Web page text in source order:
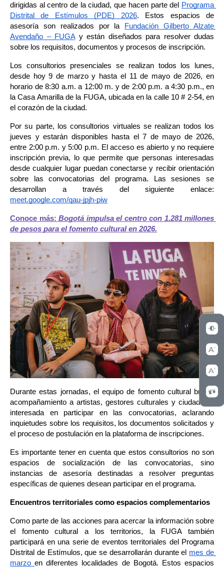
dirigidas al centro de la ciudad, que hacen parte del
Programa
Distrital de Estímulos (PDE) 2026. Estos espacios de
asesoría son realizados por la
Fundación Gilberto Alzate
Avendaño – FUGA y están diseñados para resolver dudas
sobre los requisitos, documentos y procesos de inscripción.
Los consultorios presenciales se realizan todos los lunes,
desde hoy 9 de marzo y hasta el 11 de mayo de 2026, en
horario de 8:30 a.m. a 12:00 m. y de 2:00 p.m. a 4:30 p.m., en
la Casa Amarilla de la FUGA, ubicada en la calle 10 # 2-54, en
el corazón de la ciudad.
Por su parte, los consultorios virtuales se realizan todos los
jueves y estarán disponibles hasta el 7 de mayo de 2026,
entre 2:00 p.m. y 5:00 p.m. El acceso es abierto y no requiere
inscripción previa, lo que permite que personas interesadas
desde cualquier lugar puedan conectarse y recibir orientación
sobre las convocatorias del programa. Las sesiones se
meet.google.com/qau-jpjh-piw
Conoce más: Bogotá impulsa el centro con 1.281 millones
de pesos para el fomento cultural en 2026.
Durante estas jornadas, el equipo de fomento cultural brinda
acompañamiento a artistas, gestores culturales y ciudadanía
interesada en participar en las convocatorias, aclarando
inquietudes sobre los requisitos, los documentos solicitados y
el proceso de postulación en la plataforma de inscripciones.
Es importante tener en cuenta que estos consultorios no son
espacios de socialización de las convocatorias, sino
instancias de asesoría destinadas a resolver preguntas
específicas de quienes desean participar en el programa.
Encuentros territoriales como espacios complementarios
Como parte de las acciones para acercar la información sobre
el fomento cultural a los territorios, la FUGA también
participará en una serie de eventos territoriales del Programa
Distrital de Estímulos, que se desarrollarán durante el mes de
marzo en diferentes localidades de Bogotá. Estos espacios